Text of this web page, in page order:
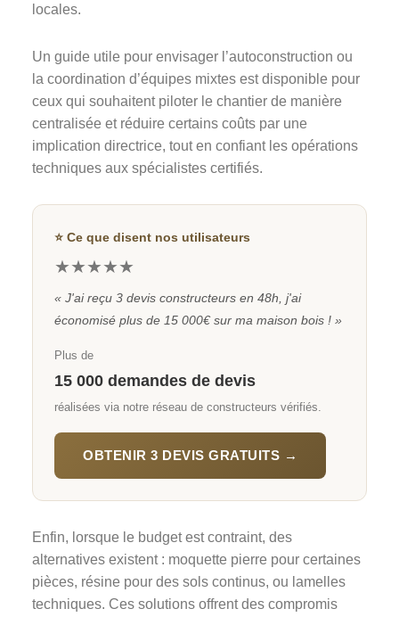
locales.
Un guide utile pour envisager l’autoconstruction ou
la coordination d’équipes mixtes est disponible pour
ceux qui souhaitent piloter le chantier de manière
centralisée et réduire certains coûts par une
implication directrice, tout en confiant les opérations
techniques aux spécialistes certifiés.
⭐ Ce que disent nos utilisateurs
★★★★★
« J'ai reçu 3 devis constructeurs en 48h, j'ai
économisé plus de 15 000€ sur ma maison bois ! »
Plus de
15 000 demandes de devis
réalisées via notre réseau de constructeurs vérifiés.
OBTENIR 3 DEVIS GRATUITS →
Enfin, lorsque le budget est contraint, des
alternatives existent : moquette pierre pour certaines
pièces, résine pour des sols continus, ou lamelles
techniques. Ces solutions offrent des compromis